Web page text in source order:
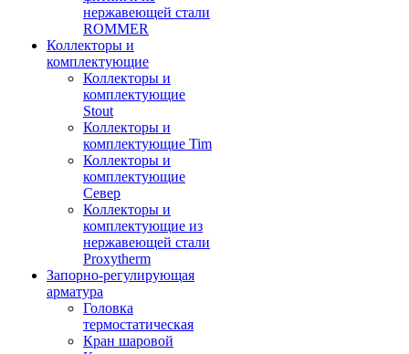
нержавеющей стали
ROMMER
Коллекторы и
комплектующие
Коллекторы и
комплектующие
Stout
Коллекторы и
комплектующие Tim
Коллекторы и
комплектующие
Север
Коллекторы и
комплектующие из
нержавеющей стали
Proxytherm
Запорно-регулирующая
арматура
Головка
термостатическая
Кран шаровой